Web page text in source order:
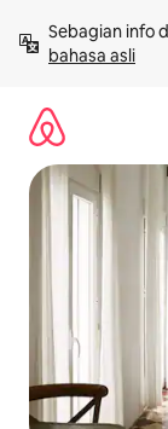
langsung
lihat
Sebagian info
bahasa asli